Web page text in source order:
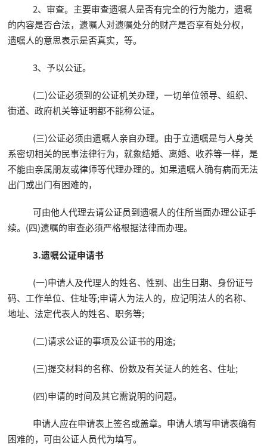
2、审查。主要审查遗嘱人是否有完全的行为能力，遗嘱
的内容是否合法，遗嘱人对遗嘱处分的财产是否享有处分权，
遗嘱人的意思表示是否真实，等。
3、予以公证。
(二)公证必须到的公证机关办理，一切单位领导、组织、
街道、政府机关等证明都不能称公证。
(三)公证必须由遗嘱人亲自办理。由于立遗嘱是与人身关
系密切相关的民事法律行为，就象结婚、离婚、收养等一样，是
不能由亲属朋友或律师等代理办理的。如果遗嘱人确有病而无法
出门或出门有困难的，
可由他人代理去请公证员到遗嘱人的住所当面办理公证手
续。(四)遗嘱的审查必须严格根据法律而办理。
3.遗嘱公证申请书
(一)申请人及代理人的姓名、性别、出生日期、身份证号
码、工作单位、住址等;申请人为法人的，应记明法人的名称、
地址、法定代表人的姓名、职务等;
(二)请求公证的事项及公证书的用途;
(三)提交材料的名称、份数及有关证人的姓名、住址;
(四)申请的时间及其它需说明的问题。
申请人应在申请表上签名或盖章。申请人填写申请表确有
困难的，可由公证人员代为填写。